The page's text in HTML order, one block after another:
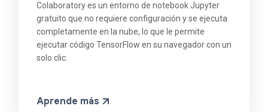
Colaboratory es un entorno de notebook Jupyter
gratuito que no requiere configuración y se ejecuta
completamente en la nube, lo que le permite
ejecutar código TensorFlow en su navegador con un
solo clic.
Aprende más